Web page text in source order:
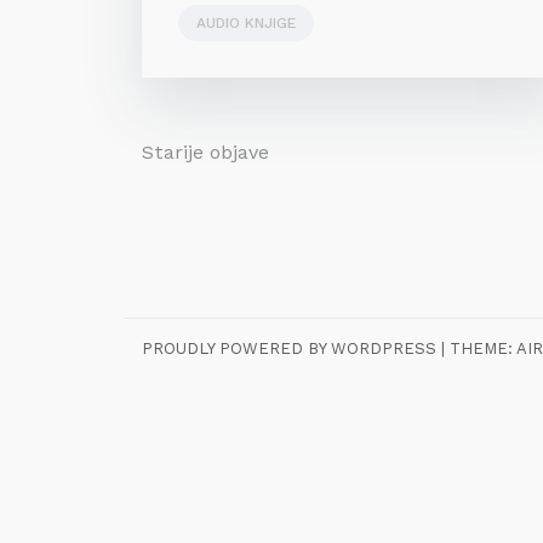
AUDIO KNJIGE
Navigacija
Starije objave
PROUDLY POWERED BY WORDPRESS THEME: